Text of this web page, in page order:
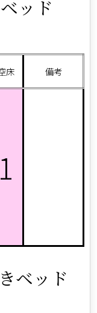
ッド
床 備考
1
ベッド